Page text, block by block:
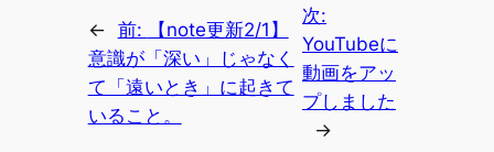
← 前:
【note更新2/1】
意識が「深い」じゃなく
て「遠いとき」に起きて
いること。
次:
YouTubeに
動画をアッ
プしました
→